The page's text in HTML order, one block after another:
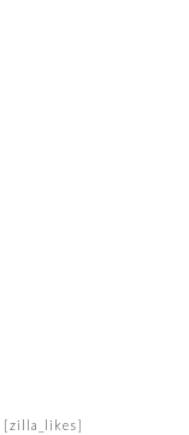
[zilla_likes]